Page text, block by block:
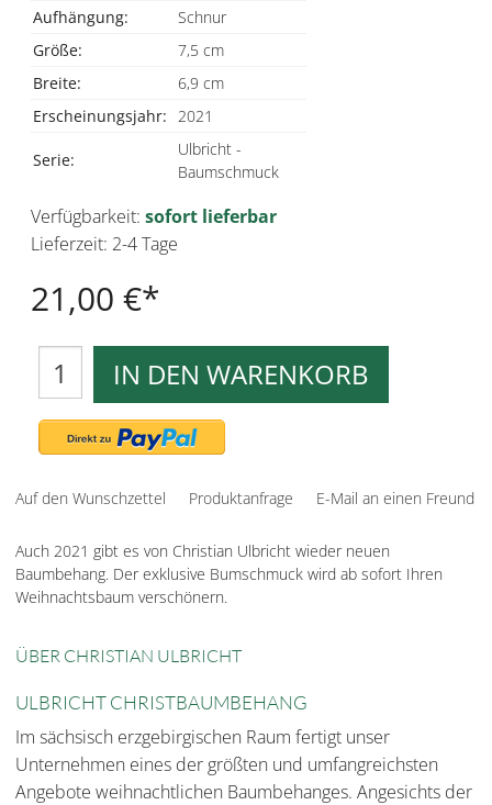
Aufhängung:
Schnur
Größe:
7,5 cm
Breite:
6,9 cm
Erscheinungsjahr: 2021
Serie:
Ulbricht -
Baumschmuck
Verfügbarkeit: sofort lieferbar
Lieferzeit: 2-4 Tage
21,00 €
IN DEN WARENKORB
Auf den Wunschzettel Produktanfrage E-Mail an einen Freund
Auch 2021 gibt es von Christian Ulbricht wieder neuen
Baumbehang. Der exklusive Bumschmuck wird ab sofort Ihren
Weihnachtsbaum verschönern.
ÜBER CHRISTIAN ULBRICHT
ULBRICHT CHRISTBAUMBEHANG
Im sächsisch erzgebirgischen Raum fertigt unser
Unternehmen eines der größten und umfangreichsten
Angebote weihnachtlichen Baumbehanges. Angesichts der